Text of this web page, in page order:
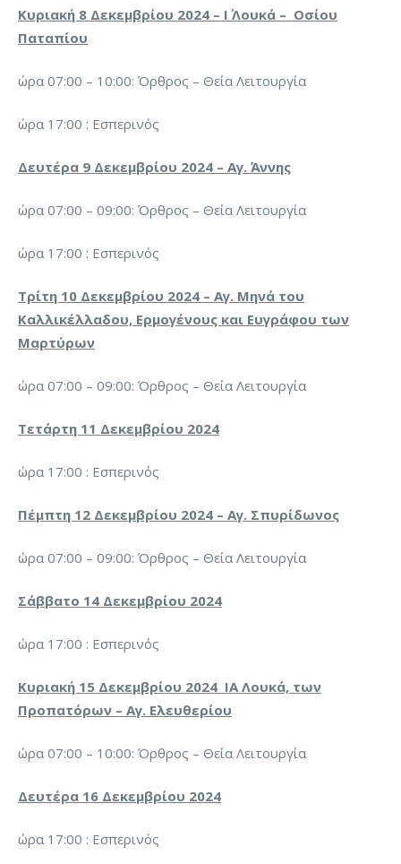
Κυριακή 8 Δεκεμβρίου 2024 – Ι΄ Λουκά – Οσίου
Παταπίου
ώρα 07:00 – 10:00: Όρθρος – Θεία Λειτουργία
ώρα 17:00 : Εσπερινός
Δευτέρα 9 Δεκεμβρίου 2024 – Αγ. Άννης
ώρα 07:00 – 09:00: Όρθρος – Θεία Λειτουργία
ώρα 17:00 : Εσπερινός
Τρίτη 10 Δεκεμβρίου 2024 – Αγ. Μηνά του
Καλλικέλλαδου, Ερμογένους και Ευγράφου των
Μαρτύρων
ώρα 07:00 – 09:00: Όρθρος – Θεία Λειτουργία
Τετάρτη 11 Δεκεμβρίου 2024
ώρα 17:00 : Εσπερινός
Πέμπτη 12 Δεκεμβρίου 2024 – Αγ. Σπυρίδωνος
ώρα 07:00 – 09:00: Όρθρος – Θεία Λειτουργία
Σάββατο 14 Δεκεμβρίου 2024
ώρα 17:00 : Εσπερινός
Κυριακή 15 Δεκεμβρίου 2024 ΙΑ Λουκά, των
Προπατόρων – Αγ. Ελευθερίου
ώρα 07:00 – 10:00: Όρθρος – Θεία Λειτουργία
Δευτέρα 16 Δεκεμβρίου 2024
ώρα 17:00 : Εσπερινός